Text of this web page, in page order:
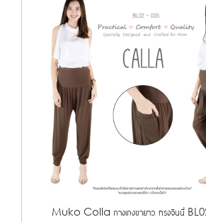
Muko Colla กางเกงขายาว ทรงจินนี่